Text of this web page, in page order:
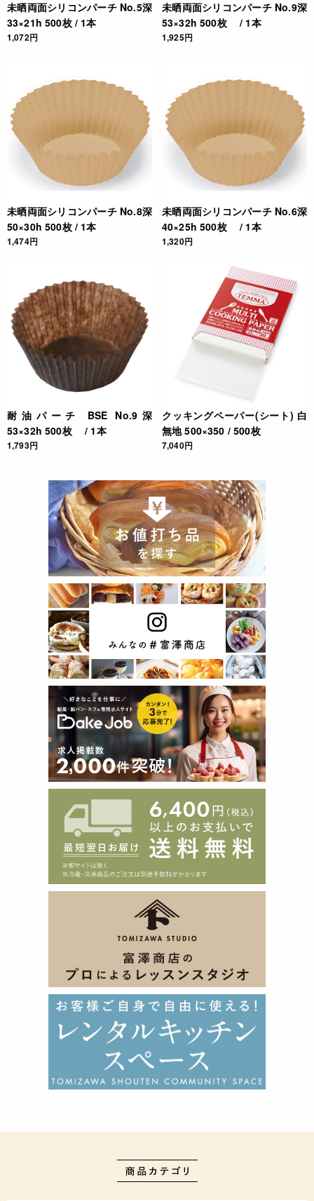
未晒両面シリコンパーチ No.5深
33×21h 500枚 / 1本
1,072円
未晒両面シリコンパーチ No.9深
53×32h 500枚 / 1本
1,925円
未晒両面シリコンパーチ No.8深
50×30h 500枚 / 1本
1,474円
未晒両面シリコンパーチ No.6深
40×25h 500枚 / 1本
1,320円
耐油パーチ BSE No.9深
53×32h 500枚 / 1本
1,793円
クッキングペーパー(シート) 白
無地 500×350 / 500枚
7,040円